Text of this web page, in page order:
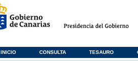
INICIO CONSULTA TESAURO